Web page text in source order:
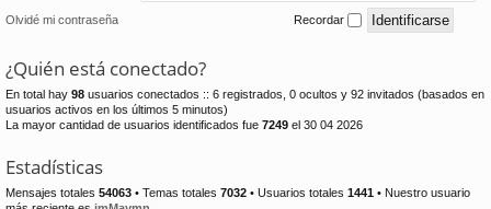
Olvidé mi contraseña Recordar
¿Quién está conectado?
En total hay 98 usuarios conectados :: 6 registrados, 0 ocultos y 92 invitados (basados en
usuarios activos en los últimos 5 minutos)
La mayor cantidad de usuarios identificados fue 7249 el 30 04 2026
Estadísticas
Mensajes totales 54063 • Temas totales 7032 • Usuarios totales 1441 • Nuestro usuario